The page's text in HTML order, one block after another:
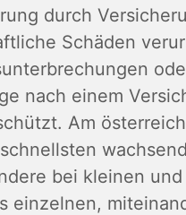
durch
Schäden
nach einem
Am
bei kleinen
einzelnen,